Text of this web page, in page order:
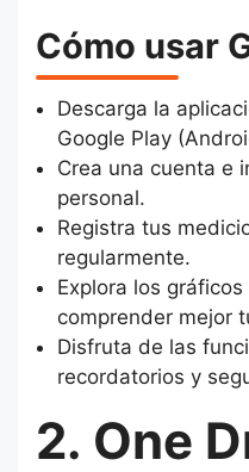
Cómo usar
Descarga la
Google Play
Crea una cuenta e
personal.
Registra tus
regularmente.
Explora los
comprender mejor
Disfruta de las
recordatorios y
2. One